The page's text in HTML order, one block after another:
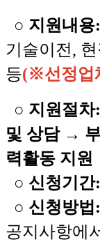
○ 지원내용:
기술이전,
등(※선정업
○ 지원절차
및 상담→
력활동 지원
○ 신청기간:
○ 신청방법:
공지사항에